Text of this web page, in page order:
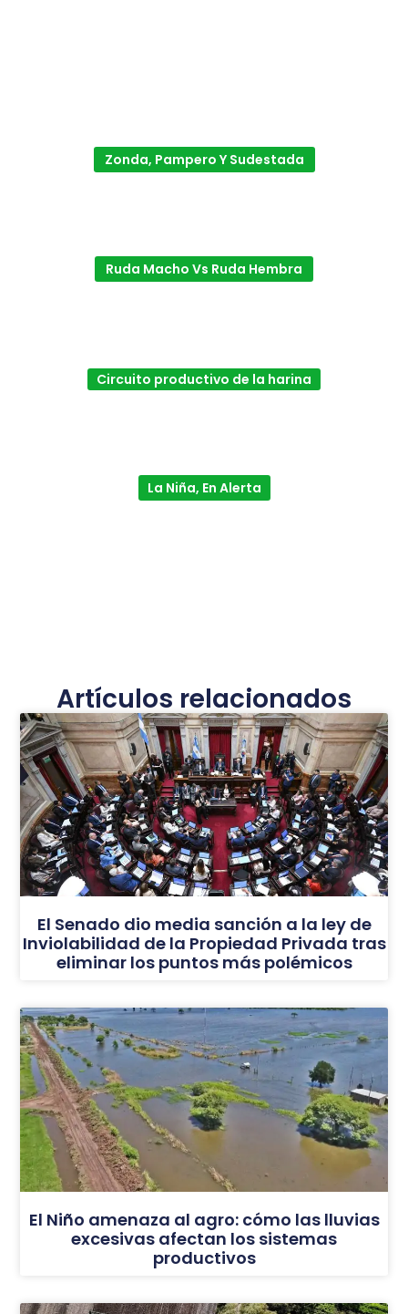
Zonda, Pampero Y Sudestada
Ruda Macho Vs Ruda Hembra
Circuito productivo de la harina
La Niña, En Alerta
Artículos relacionados
El Senado dio media sanción a la ley de
Inviolabilidad de la Propiedad Privada tras
eliminar los puntos más polémicos
El Niño amenaza al agro: cómo las lluvias
excesivas afectan los sistemas
productivos